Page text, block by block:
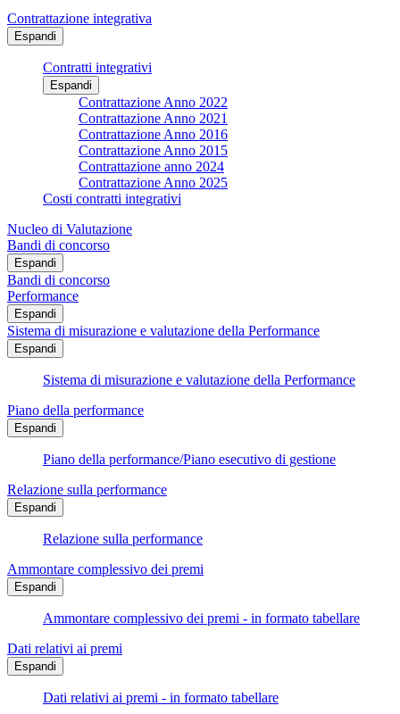
Contrattazione integrativa
Espandi
Contratti integrativi
Espandi
Contrattazione Anno 2022
Contrattazione Anno 2021
Contrattazione Anno 2016
Contrattazione Anno 2015
Contrattazione anno 2024
Contrattazione Anno 2025
Costi contratti integrativi
Nucleo di Valutazione
Bandi di concorso
Espandi
Bandi di concorso
Performance
Espandi
Sistema di misurazione e valutazione della Performance
Espandi
Sistema di misurazione e valutazione della Performance
Piano della performance
Espandi
Piano della performance/Piano esecutivo di gestione
Relazione sulla performance
Espandi
Relazione sulla performance
Ammontare complessivo dei premi
Espandi
Ammontare complessivo dei premi - in formato tabellare
Dati relativi ai premi
Espandi
Dati relativi ai premi - in formato tabellare